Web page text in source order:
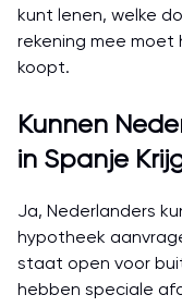
kunt lenen, welke
rekening mee moet
koopt.
Kunnen
in Spanje
Ja, Nederlanders
hypotheek
staat open voor
hebben speciale